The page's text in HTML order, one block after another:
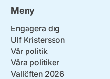
Meny
Engagera dig
Ulf Kristersson
Vår politik
Våra politiker
Vallöften 2026